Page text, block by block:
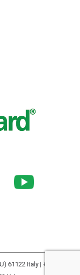
61122 Italy | +39